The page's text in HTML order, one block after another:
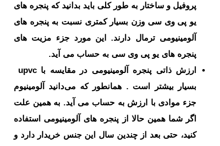
پروفیل و ساختار به طور کلی باید بدانید که پنجره های
یو پی وی سی وزن بسیار کمتری نسبت به پنجره های
آلومینیومی ترمال دارند. این مورد جزء مزیت های
پنجره های یو پی وی سی به حساب می آید.
بسیار بیشتر است . همانطور که می‌دانید آلومینیوم
جزء موادی با ارزش به حساب می آید. به همین علت
اگر شما همین حالا از پنجره های آلومینیومی استفاده
کنید، حتی بعد از چندین سال این جنس خریدار دارد و